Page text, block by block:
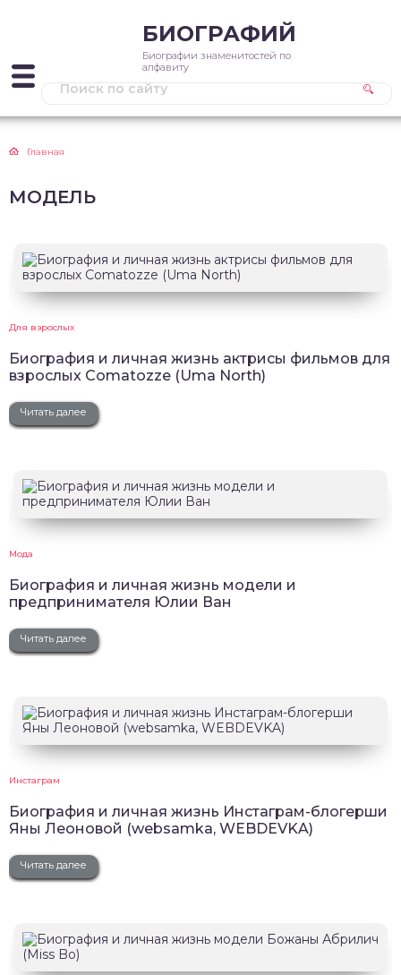
БИОГРАФИЙ
Биографии знаменитостей по
алфавиту
Главная
МОДЕЛЬ
Для взрослых
Биография и личная жизнь актрисы фильмов для
взрослых Comatozze (Uma North)
Читать далее
Мода
Биография и личная жизнь модели и
предпринимателя Юлии Ван
Читать далее
Инстаграм
Биография и личная жизнь Инстаграм-блогерши
Яны Леоновой (websamka, WEBDEVKA)
Читать далее